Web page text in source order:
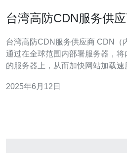
台湾高防CDN服务供
台湾高防CDN服务供应商 CDN（内容分发网络）是一种
通过在全球范围内部署服务器，
的服务器上，从而加快网站加载
等网络安全威胁。 在台湾，有许多高防CDN服务供应商，
2025年6月12日